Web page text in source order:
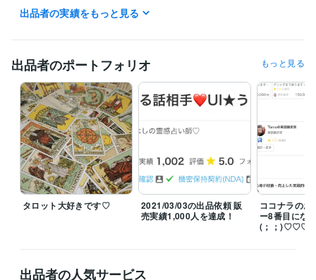
*･゜ﾟ･*:.｡..｡.:*･水曜日と木曜日は休業です･*:.｡. .｡.:*･゜ﾟ･*
休日は追加料金をお支払い頂いた方のみの対応となります。
返事は48時間以内（土日祝除く）を心がけておりますが万が一漏れてい
た場合はご連絡ください。
見えにくい時、複雑に絡みすぎたケースはさらにエネルギーを使うため
返事が遅れる場合があります。
返事を優先して欲しい方や急いで欲しい方はオプションをご利用くださ
い。
たまに「開封済み」なのに返さないということをしてしまうかも知れま
せんが、どう返したら最善のアドバイスをわかりやすく伝えられるか整
理している最中なので放っておいてくれれば嬉しいです。。
それかエネルギー切れで霊視ができずページのメンテナンスをしていま
す。決してサボっているわけではありません。すみません；；
出品者の実績をもっと見る
出品者のポートフォリオ もっと見る
タロット大好きです♡
2021/03/03の出品依頼 販
売実績1,000人を達成！
ココナラのお
ー8番目にな
(；；)♡♡♡
出品者の人気サービス